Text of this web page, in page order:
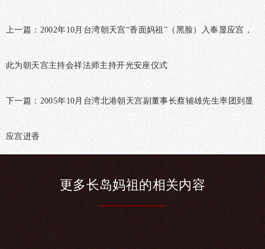
上一篇： 2002年10月台湾朝天宫“香面妈祖”（黑脸）入奉显应宫，
此为朝天宫主持会祥法师主持开光安座仪式
下一篇： 2005年10月台湾北港朝天宫副董事长蔡辅雄先生率团到显
应宫进香
更多长岛妈祖的相关内容